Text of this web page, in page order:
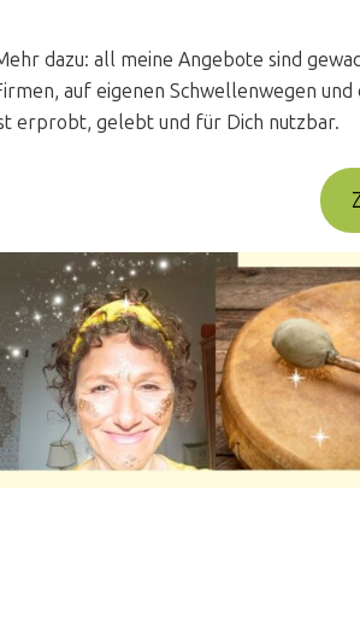
dazu: all meine Angebote sind
auf eigenen Schwellenwegen
erprobt, gelebt und für Dich nutzbar.